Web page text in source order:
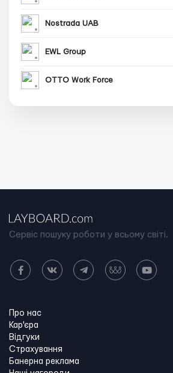
Nostrada UAB
EWL Group
OTTO Work Force
Сервіс пошуку роботи у всьому світі.
Про нас
Кар'єра
Відгуки
Страхування
Банерна реклама